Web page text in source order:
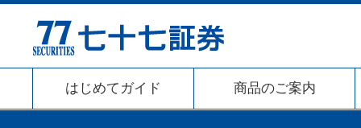
はじめてガイド 商品のご案内